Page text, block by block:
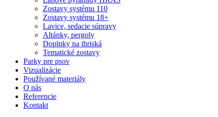
Zostavy systému 110
Zostavy systému 18+
Lavice, sedacie súpravy
Altánky, pergoly
Doplnky na ihriská
Tematické zostavy
Parky pre psov
Vizualizácie
Používané materiály
O nás
Referencie
Kontakt